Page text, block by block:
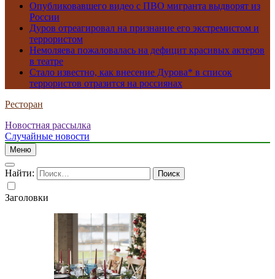
Опубликовавшего видео с ПВО мигранта выдворят из
России
Дуров отреагировал на признание его экстремистом и
террористом
Немоляева пожаловалась на дефицит красивых актеров
в театре
Стало известно, как внесение Дурова* в список
террористов отразится на россиянах
Ресторан
Новостная рассылка
Случайные новости
Меню
Найти:
Заголовки